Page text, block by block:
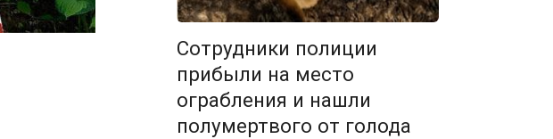
Сотрудники полиции
прибыли на место
ограбления и нашли
полумертвого от голода